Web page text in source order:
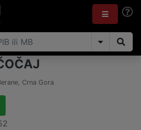
, Crna Gora